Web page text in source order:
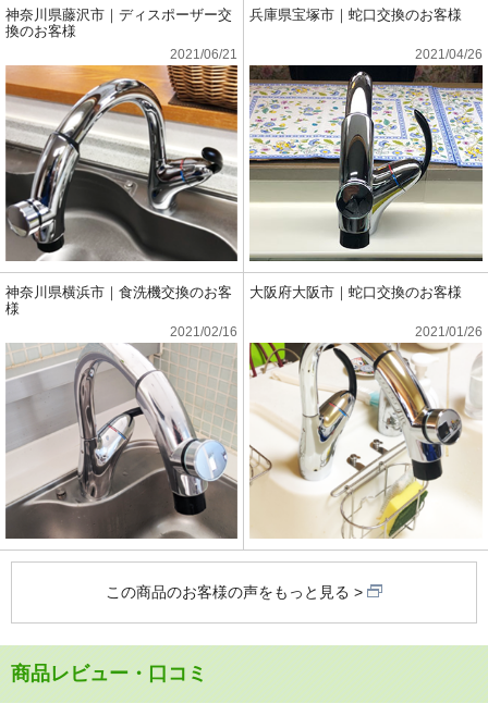
神奈川県藤沢市｜ディスポーザー交
換のお客様
2021/06/21
兵庫県宝塚市｜蛇口交換のお客様
2021/04/26
神奈川県横浜市｜食洗機交換のお客
様
2021/02/16
大阪府大阪市｜蛇口交換のお客様
2021/01/26
この商品のお客様の声をもっと見る
商品レビュー・口コミ